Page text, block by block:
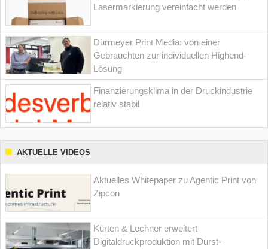
Lasermarkierung vereinfacht werden
Dürmeyer Print Media: von einer
Gebrauchten zur individuellen Highend-
Lösung
Finanzierungsklima in der Druckindustrie
relativ stabil
AKTUELLE VIDEOS
Aktuelles Whitepaper zu Agentic Print von
Zipcon
Kürten & Lechner erweitert
Digitaldruckproduktion mit Durst-